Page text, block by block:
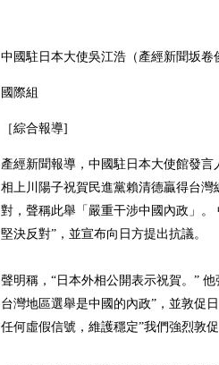
中國駐日本大使吳江浩（產經新聞坂卷
國際組
［綜合報導]
產經新聞報導，中國駐日本大使館發言
相上川陽子祝賀民進黨賴清德贏得台
對，聲稱此舉「嚴重干涉中國內政」。
堅決反對”，並宣布向日方提出抗議。
聲明稱，“日本外相公開表示祝賀。”
台灣地區選舉是中國的內政”，並敦促
任何虛假信號，維護穩定”我們強烈敦